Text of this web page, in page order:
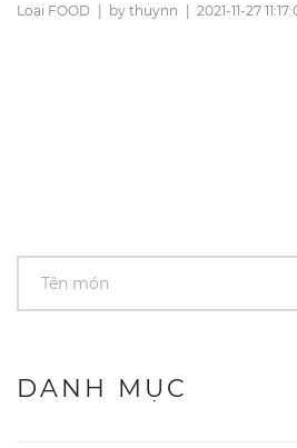
Loại FOOD | by thuynn | 2021-11-27
DANH MỤC